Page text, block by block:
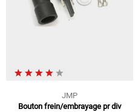
JMP
Bouton frein/embrayage pr div